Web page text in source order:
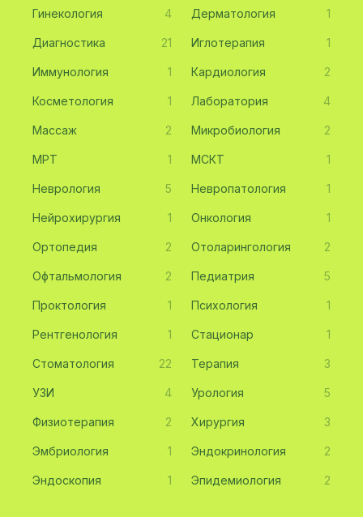
Гинекология 4 Дерматология 1
Диагностика 21 Иглотерапия 1
Иммунология 1 Кардиология 2
Косметология 1 Лаборатория 4
Массаж 2 Микробиология 2
МРТ 1 МСКТ 1
Неврология 5 Невропатология 1
Нейрохирургия 1 Онкология 1
Ортопедия 2 Отоларингология 2
Офтальмология 2 Педиатрия 5
Проктология 1 Психология 1
Рентгенология 1 Стационар 1
Стоматология 22 Терапия 3
УЗИ 4 Урология 5
Физиотерапия 2 Хирургия 3
Эмбриология 1 Эндокринология 2
Эндоскопия 1 Эпидемиология 2